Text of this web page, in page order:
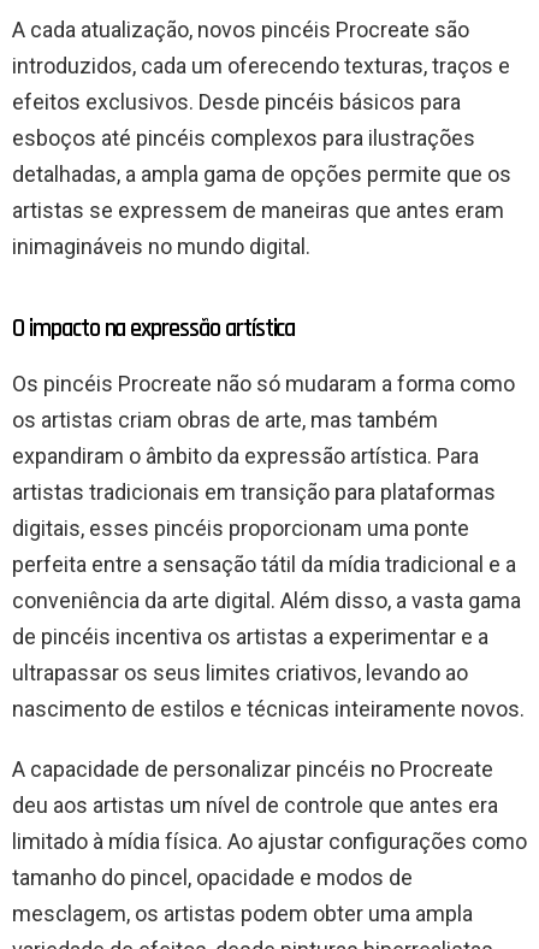
A cada atualização, novos pincéis Procreate são
introduzidos, cada um oferecendo texturas, traços e
efeitos exclusivos. Desde pincéis básicos para
esboços até pincéis complexos para ilustrações
detalhadas, a ampla gama de opções permite que os
artistas se expressem de maneiras que antes eram
inimagináveis ​​no mundo digital.
O impacto na expressão artística
Os pincéis Procreate não só mudaram a forma como
os artistas criam obras de arte, mas também
expandiram o âmbito da expressão artística. Para
artistas tradicionais em transição para plataformas
digitais, esses pincéis proporcionam uma ponte
perfeita entre a sensação tátil da mídia tradicional e a
conveniência da arte digital. Além disso, a vasta gama
de pincéis incentiva os artistas a experimentar e a
ultrapassar os seus limites criativos, levando ao
nascimento de estilos e técnicas inteiramente novos.
A capacidade de personalizar pincéis no Procreate
deu aos artistas um nível de controle que antes era
limitado à mídia física. Ao ajustar configurações como
tamanho do pincel, opacidade e modos de
mesclagem, os artistas podem obter uma ampla